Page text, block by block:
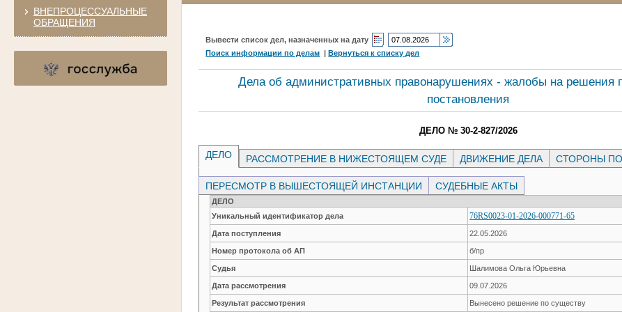
ВНЕПРОЦЕССУАЛЬНЫЕ
ОБРАЩЕНИЯ
Вывести список дел, назначенных на дату
Поиск информации по делам |Вернуться к списку дел
Дела об административных правонарушениях - жалобы на решения
постановления
ДЕЛО № 30-2-827/2026
ДЕЛО РАССМОТРЕНИЕ В НИЖЕСТОЯЩЕМ СУДЕ ДВИЖЕНИЕ ДЕЛА СТОРОНЫ
ПЕРЕСМОТР В ВЫШЕСТОЯЩЕЙ ИНСТАНЦИИ СУДЕБНЫЕ АКТЫ
ДЕЛО
Уникальный идентификатор дела
76RS0023-01-2026-000771-65
Дата поступления 22.05.2026
Номер протокола об АП б/пр
Судья Шалимова Ольга Юрьевна
Дата рассмотрения 09.07.2026
Результат рассмотрения Вынесено решение по существу